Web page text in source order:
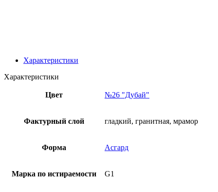
Характеристики
Характеристики
Цвет №26 "Дубай"
Фактурный слой гладкий, гранитная, мрамор
Форма Асгард
Марка по истираемости G1